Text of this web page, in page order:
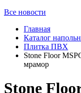
Все новости
Главная
Каталог
Плитка ПВХ
Stone Floor
мрамор
Stone